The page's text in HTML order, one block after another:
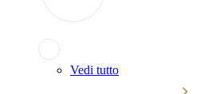
Vedi tutto